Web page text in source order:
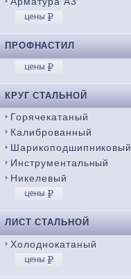
ПРОФНАСТИЛ
КРУГ СТАЛЬНОЙ
Горячекатаный
Калиброванный
Шарикоподшипниковый
Инструментальный
Никелевый
ЛИСТ СТАЛЬНОЙ
Холоднокатаный